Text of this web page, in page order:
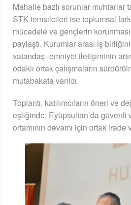
Mahalle bazlı sorunlar muhtarlar
STK temsilcileri ise toplumsal
mücadele ve gençlerin
paylaştı. Kurumlar arası iş
vatandaş–emniyet iletişiminin
odaklı ortak çalışmaların
mutabakata varıldı.
Toplantı, katılımcıların öneri ve
eşliğinde, Eyüpsultan’da güvenli
ortamının devamı için ortak